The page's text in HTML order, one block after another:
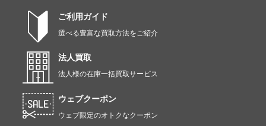
ご利用ガイド
選べる豊富な買取方法をご紹介
法人買取
法人様の在庫一括買取サービス
ウェブクーポン
ウェブ限定のオトクなクーポン